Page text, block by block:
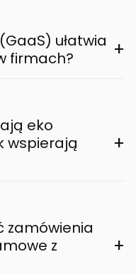
ułatwia
firmach?
+
eko
wspierają
+
zamówienia
z
+